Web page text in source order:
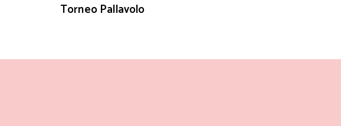
Torneo Pallavolo